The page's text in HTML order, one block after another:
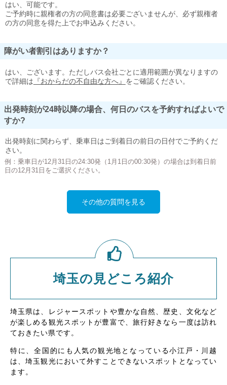
はい、可能です。
ご予約時に親権者の方の同意書は必要ございませんが、必ず親権者
の方の同意を得た上でお申込みください。
障がい者割引はありますか？
はい、ございます。ただしバス会社ごとに適用範囲が異なりますの
で詳細は 『おからだの不自由な方へ』 をご確認ください。
出発時刻が24時以降の場合、何日のバスを予約すればよいで
すか?
出発時刻に関わらず、乗車日はご到着日の前日の日付でご予約くだ
さい。
例：乗車日が12月31日の24:30発（1月1日の00:30発）の場合は到着日前
日の12月31日をご選択ください。
その他の質問を見る
埼玉の見どころ紹介
埼玉県は、レジャースポットや豊かな自然、歴史、文化など
が楽しめる観光スポットが豊富で、旅行好きなら一度は訪れ
ておきたい県です。
特に、全国的にも人気の観光地となっている小江戸・川越
は、埼玉観光において外すことできないスポットとなってい
ます。